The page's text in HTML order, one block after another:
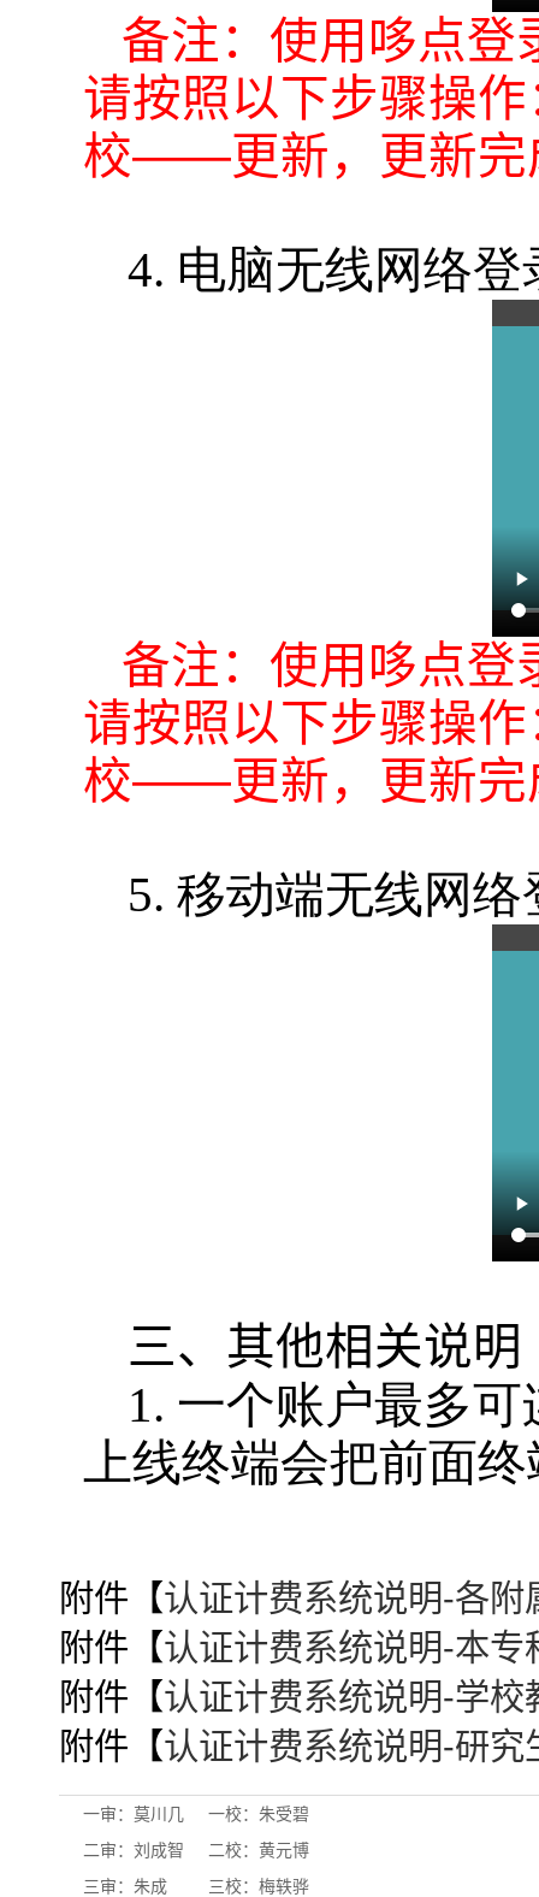
备注：使用哆点登
请按照以下步骤操
校——更新，更新完
4. 电脑无线网络
备注：使用哆点登
请按照以下步骤操
校——更新，更新完
5. 移动端无线网
三、其他相关说明
1. 一个账户最多可
上线终端会把前面
附件【认证计费系统说明-各
附件【认证计费系统说明-本
附件【认证计费系统说明-学校
附件【认证计费系统说明-研究
一审：莫川几
二审：刘成智
三审：朱成
一校：朱受碧
二校：黄元博
三校：梅轶骅